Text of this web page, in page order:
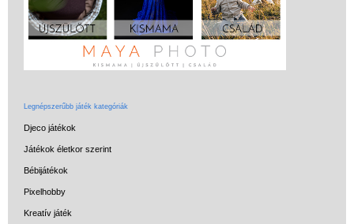
Legnépszerűbb játék kategóriák
Djeco játékok
Játékok életkor szerint
Bébijátékok
Pixelhobby
Kreatív játék
Reklamáció és Elállás